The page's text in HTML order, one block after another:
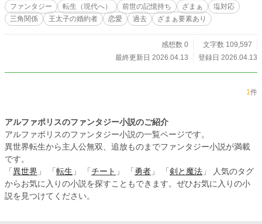
ファンタジー 転生（現代へ） 前世の記憶持ち ざまぁ
塩対応
三角関係
王太子の婚約者 恋愛 過去 ざまぁ要素あり
感想数 0
文字数 109,597
最終更新日 2026.04.13
登録日 2026.04.13
1件
アルファポリスのファンタジー小説のご紹介
アルファポリスのファンタジー小説の一覧ページです。
異世界転生から主人公無双、追放ものまでファンタジー小説が満載
です。
「 異世界 」 「 転生 」 「 チート 」 「 勇者 」 「 剣と魔法 」 人気のタグ
からお気に入りの小説を探すこともできます。ぜひお気に入りの小
説を見つけてください。